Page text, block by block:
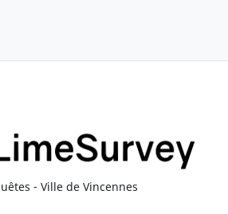
- Ville de Vincennes